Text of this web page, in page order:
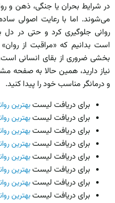
در شرایط بحران یا جنگی، ذهن و
می‌شوند. اما با رعایت اصولی
روانی جلوگیری کرد و حتی در دل
است بدانیم که «مراقبت از
بخشی ضروری از بقای انسانی
نیاز دارید، همین حالا به صفحه
و درمانگر مناسب خود را پیدا کنید.
برای دریافت لیستبهترین
برای دریافت لیستبهترین
برای دریافت لیستبهترین
برای دریافت لیستبهترین
برای دریافت لیستبهترین
برای دریافت لیستبهترین
برای دریافت لیستبهترین
برای دریافت لیستبهترین